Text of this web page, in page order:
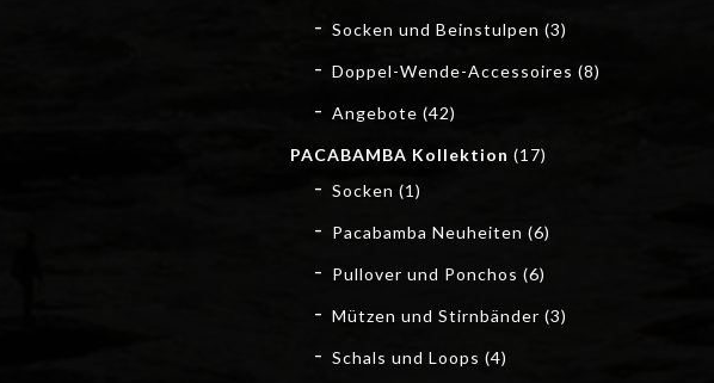
Socken und Beinstulpen (3)
Doppel-Wende-Accessoires (8)
Angebote (42)
PACABAMBA Kollektion (17)
Socken (1)
Pacabamba Neuheiten (6)
Pullover und Ponchos (6)
Mützen und Stirnbänder (3)
Schals und Loops (4)